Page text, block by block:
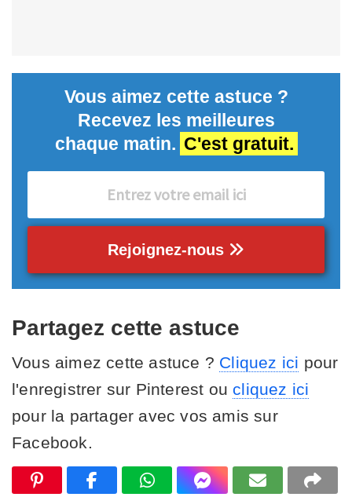
Vous aimez cette astuce ?
Recevez les meilleures
chaque matin. C'est gratuit.
Rejoignez-nous
Partagez cette astuce
Vous aimez cette astuce ? Cliquez ici pour
l'enregistrer sur Pinterest ou cliquez ici
pour la partager avec vos amis sur
Facebook.